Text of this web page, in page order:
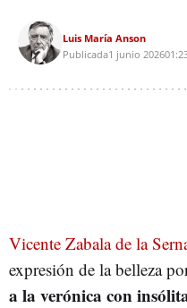
Luis María Anson
Publicada1 junio 2026
Vicente Zabala de la
expresión de la belleza
a la verónica con